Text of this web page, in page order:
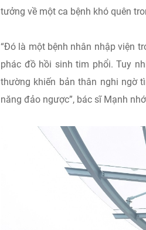
tưởng về một ca bệnh khó quên
“Đó là một bệnh nhân nhập viện
phác đồ hồi sinh tim phổi. Tuy
thường khiến bản thân nghi ngờ
năng đảo ngược”, bác sĩ Mạnh